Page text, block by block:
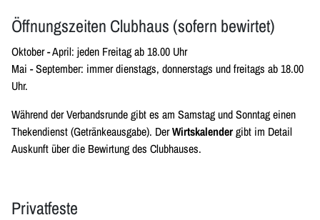
Öffnungszeiten Clubhaus (sofern bewirtet)
Oktober - April: jeden Freitag ab 18.00 Uhr
Mai - September: immer dienstags, donnerstags und freitags ab 18.00
Uhr.
Während der Verbandsrunde gibt es am Samstag und Sonntag einen
Thekendienst (Getränkeausgabe). DerWirtskalendergibt im Detail
Auskunft über die Bewirtung des Clubhauses.
Privatfeste